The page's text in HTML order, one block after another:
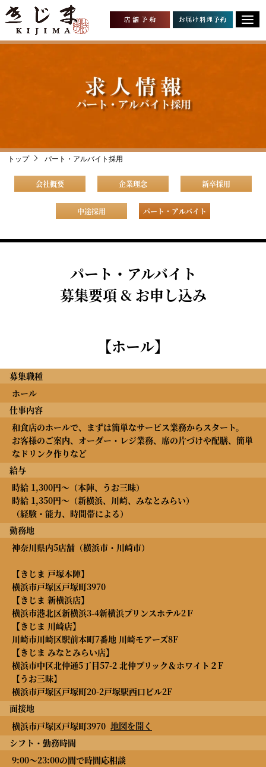
トップ パート・アルバイト採用
会社概要 企業理念 新卒採用
中途採用 パート・アルバイト
パート・アルバイト
募集要項 & お申し込み
【ホール】
募集職種
ホール
仕事内容
和食店のホールで、まずは簡単なサービス業務からスタート。
お客様のご案内、オーダー・レジ業務、席の片づけや配膳、簡単
なドリンク作りなど
給与
時給 1,300円～（本陣、うお三昧）
時給 1,350円～（新横浜、川崎、みなとみらい）
（経験・能力、時間帯による）
勤務地
神奈川県内5店舗（横浜市・川崎市）
【きじま 戸塚本陣】
横浜市戸塚区戸塚町3970
【きじま 新横浜店】
横浜市港北区新横浜3-4新横浜プリンスホテル2Ｆ
【きじま 川崎店】
川崎市川崎区駅前本町7番地 川崎モアーズ8F
【きじま みなとみらい店】
横浜市中区北仲通5丁目57-2 北仲ブリック＆ホワイト２F
【うお三昧】
横浜市戸塚区戸塚町20-2戸塚駅西口ビル2F
面接地
横浜市戸塚区戸塚町3970 地図を開く
シフト・勤務時間
9:00～23:00の間で時間応相談